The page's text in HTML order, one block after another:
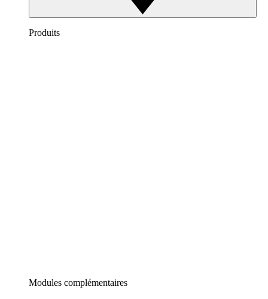
Produits
Modules complémentaires